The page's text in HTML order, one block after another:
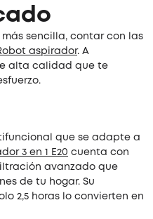
sencilla, contar con las
aspirador. A
alta calidad que te
que se adapte a
3 en 1 E20 cuenta con
avanzado que
de tu hogar. Su
2,5 horas lo convierten en